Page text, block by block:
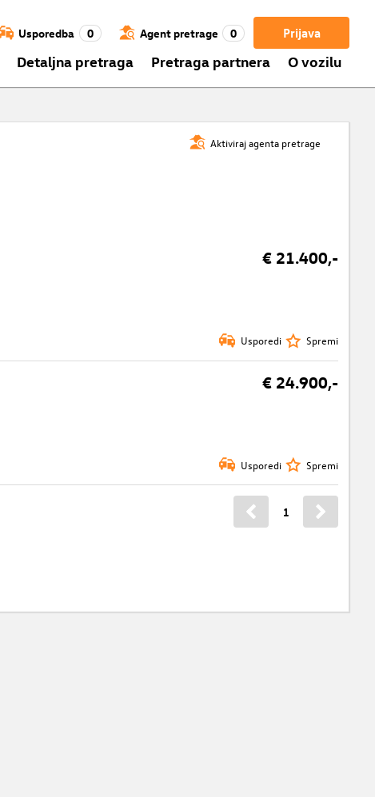
Prijava
Usporedba 0 Agent pretrage 0
Detaljna pretraga Pretraga partnera O vozilu
Aktiviraj agenta pretrage
€ 21.400,-
Usporedi Spremi
€ 24.900,-
Usporedi Spremi
1